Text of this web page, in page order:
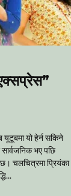
यो हेर्न सकिने
भए पछि
चलचित्रमा प्रियंका